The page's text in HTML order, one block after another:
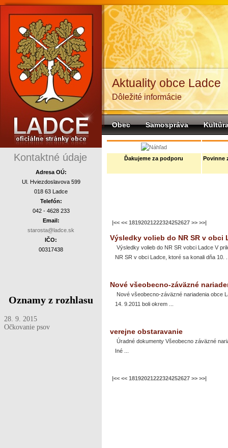
Kontaktné údaje
Adresa OÚ:
Ul. Hviezdoslavova 599
018 63 Ladce
Telefón:
042 - 4628 233
Email:
starosta@ladce.sk
IČO:
00317438
Oznamy z rozhlasu
28. 9. 2015
Očkovanie psov
Aktuality obce Ladce
Dôležité informácie
Obec Samospráva
komunalne
Ďakujeme za podporu Povinne
|<< << 18192021222324252627 >> >>|
Výsledky volieb do NR SR v obci
Výsledky volieb do NR SR vobci Ladce V
NR SR v obci Ladce, ktoré sa konali dňa 10.
Nové všeobecno-záväzné
Nové všeobecno-záväzné nariadenia obce
14. 9.2011 boli okrem ...
verejne obstaravanie
Úradné dokumenty Všeobecno záväzné
Iné ...
|<< << 18192021222324252627 >> >>|